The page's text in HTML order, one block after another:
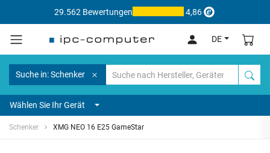
29.562 Bewertungen 4,86
DE
Suche in: Schenker
Wählen Sie Ihr Gerät
Schenker XMG NEO 16 E25 GameStar